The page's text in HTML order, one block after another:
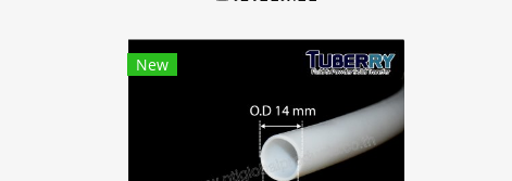
ทนสารเคมี ฟู้ดเกรด ผิวเรียบลื่น
Tel: 022577145 / 0926568846
New